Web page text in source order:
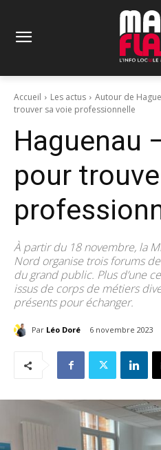
Accueil Les actus Autour de
trouver sa voie professionnelle
Haguenau
pour
À partir du 18 novembre, la
Nord organise trois forums
du grand public. Plus d’une
issus de corps de métiers
présents pour échanger.
Par Léo Doré 6 novembre 2023